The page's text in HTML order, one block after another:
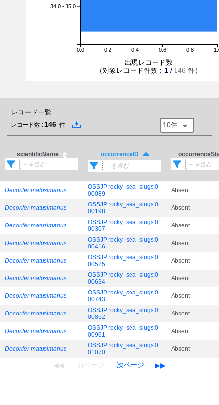
0.0 0.2 0.4 0.6 0.8
34.0 - 35.0
出現レコード数
（対象レコード件数： 1 / 146 件）
レコード一覧
レコード数 : 146 件 10件
scientificName occurrenceID
Decorifer matusimanus
OSSJP:rocky_sea_slugs:0
00089
Absent
Decorifer matusimanus
OSSJP:rocky_sea_slugs:0
00198
Absent
Decorifer matusimanus
OSSJP:rocky_sea_slugs:0
00307
Absent
Decorifer matusimanus
OSSJP:rocky_sea_slugs:0
00416
Absent
Decorifer matusimanus
OSSJP:rocky_sea_slugs:0
00525
Absent
Decorifer matusimanus
OSSJP:rocky_sea_slugs:0
00634
Absent
Decorifer matusimanus
OSSJP:rocky_sea_slugs:0
00743
Absent
Decorifer matusimanus
OSSJP:rocky_sea_slugs:0
00852
Absent
Decorifer matusimanus
OSSJP:rocky_sea_slugs:0
00961
Absent
Decorifer matusimanus
OSSJP:rocky_sea_slugs:0
01070
Absent